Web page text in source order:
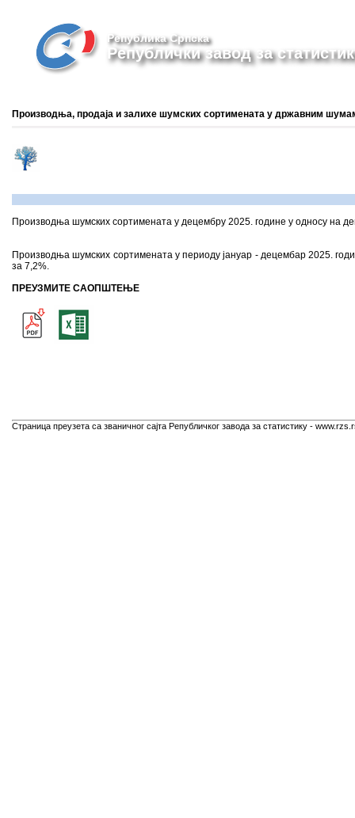
Република Српска
Републички завод за
Производња, продаја и залихе шумских сортимената у државним
Производња шумских сортимената у децембру 2025. године у односу на
Производња шумских сортимената у периоду јануар - децембар 2025.
за 7,2%.
ПРЕУЗМИТЕ САОПШТЕЊЕ
Страница преузета са званичног сајта Републичког завода за статистику -